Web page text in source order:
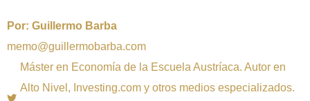
Por: Guillermo Barba
memo@guillermobarba.com
Máster en Economía de la Escuela Austríaca. Autor en
Alto Nivel, Investing.com y otros medios especializados.